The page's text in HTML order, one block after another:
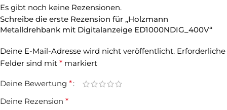
Es gibt noch keine Rezensionen.
Schreibe die erste Rezension für „Holzmann
Metalldrehbank mit Digitalanzeige ED1000NDIG_400V“
Deine E-Mail-Adresse wird nicht veröffentlicht. Erforderliche
Felder sind mit * markiert
Deine Bewertung *
Deine Rezension *